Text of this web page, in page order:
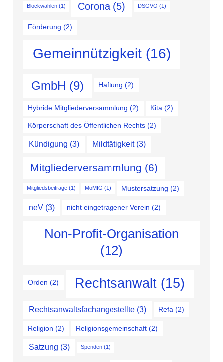
Blockwahlen (1) Corona (5) DSGVO (1)
Förderung (2)
Gemeinnützigkeit(16)
GmbH (9) Haftung (2)
Hybride Mitgliederversammlung (2) Kita (2)
Körperschaft des Öffentlichen Rechts (2)
Kündigung (3) Mildtätigkeit(3)
Mitgliederversammlung (6)
Mitgliedsbeiträge (1) MoMIG (1) Mustersatzung (2)
neV(3) nicht eingetragener Verein (2)
Non-Profit-Organisation
(12)
Orden (2) Rechtsanwalt (15)
Rechtsanwaltsfachangestellte(3) Refa (2)
Religion (2) Religionsgemeinschaft (2)
Satzung (3) Spenden (1)